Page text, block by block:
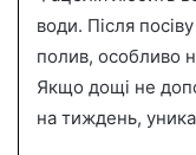
води. Після
полив, особливо
Якщо дощі не
на тиждень,